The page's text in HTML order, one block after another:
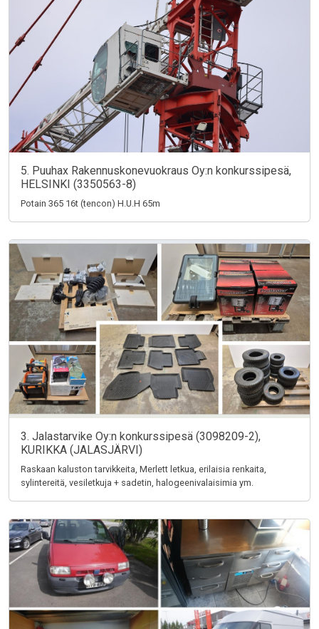
5. Puuhax Rakennuskonevuokraus Oy:n konkurssipesä,
HELSINKI (3350563-8)
Potain 365 16t (tencon) H.U.H 65m
3. Jalastarvike Oy:n konkurssipesä (3098209-2),
KURIKKA (JALASJÄRVI)
Raskaan kaluston tarvikkeita, Merlett letkua, erilaisia renkaita,
sylintereitä, vesiletkuja + sadetin, halogeenivalaisimia ym.